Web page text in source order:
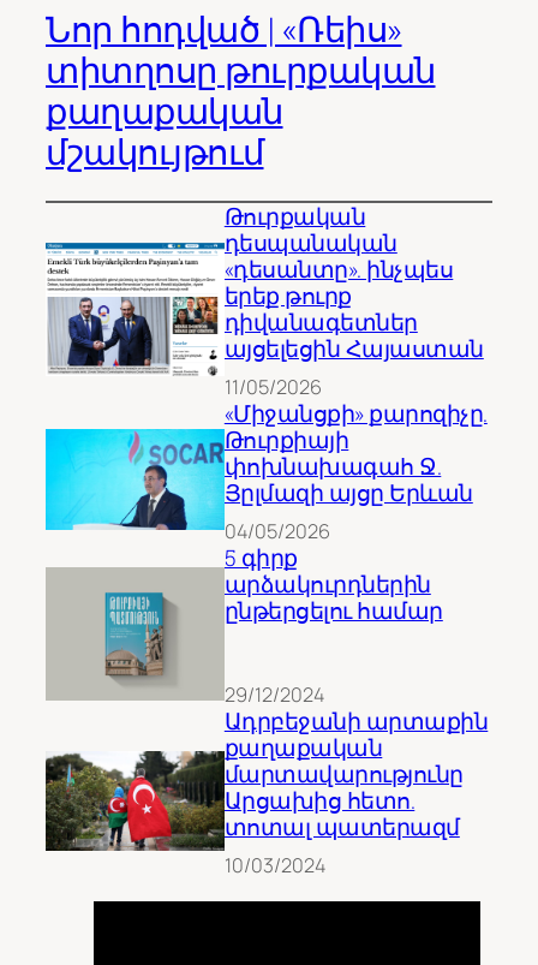
Նոր հոդված | «Ռեիս»
տիտղոսը թուրքական
քաղաքական
մշակույթում
Թուրքական
դեսպանական
«դեսանտը». ինչպես
երեք թուրք
դիվանագետներ
այցելեցին Հայաստան
11/05/2026
«Միջանցքի» քարոզիչը.
Թուրքիայի
փոխնախագահ Ջ.
Յըլմազի այցը Երևան
04/05/2026
5 գիրք
արձակուրդներին
ընթերցելու համար
29/12/2024
Ադրբեջանի արտաքին
քաղաքական
մարտավարությունը
Արցախից հետո.
տոտալ պատերազմ
10/03/2024